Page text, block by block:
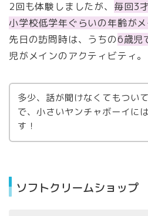
2回も体験しましたが、 毎回3
小学校低学年ぐらいの年齢が
先日の訪問時は、うちの6歳児
児がメインのアクティビティ。
多少、話が聞けなくてもつい
で、小さいヤンチャボーイに
す！
ソフトクリームショップ